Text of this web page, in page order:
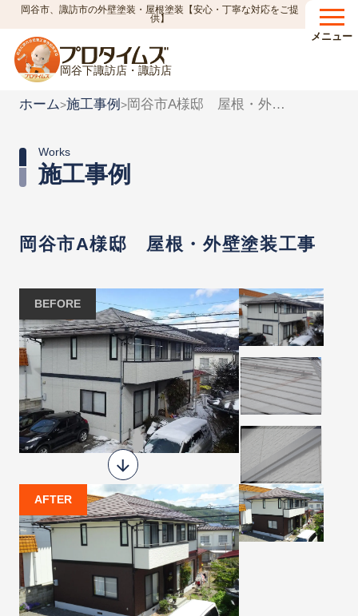
岡谷市、諏訪市の外壁塗装・屋根塗装【安心・丁寧な対応をご提
供】
岡谷下諏訪店・諏訪店
メニュー
ホーム>施工事例 > 岡谷市A様邸 屋根・外壁塗装工事
施工事例
Works
岡谷市A様邸 屋根・外壁塗装工事
BEFORE
AFTER